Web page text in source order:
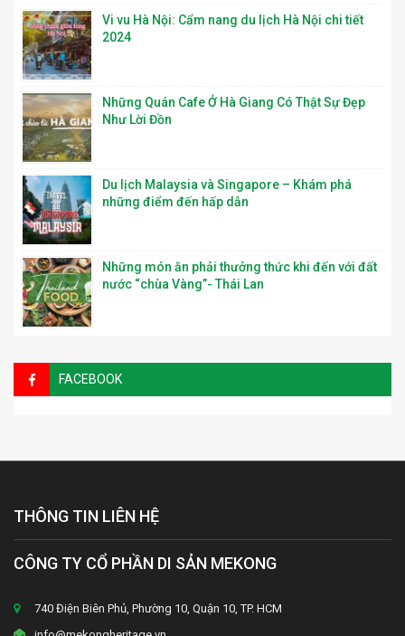
Vi vu Hà Nội: Cẩm nang du lịch Hà Nội chi tiết
2024
Những Quán Cafe Ở Hà Giang Có Thật Sự Đẹp
Như Lời Đồn
Du lịch Malaysia và Singapore – Khám phá
những điểm đến hấp dẫn
Những món ăn phải thưởng thức khi đến với đất
nước “chùa Vàng”- Thái Lan
FACEBOOK
THÔNG TIN LIÊN HỆ
CÔNG TY CỔ PHẦN DI SẢN MEKONG
740 Điện Biên Phủ, Phường 10, Quận 10, TP. HCM